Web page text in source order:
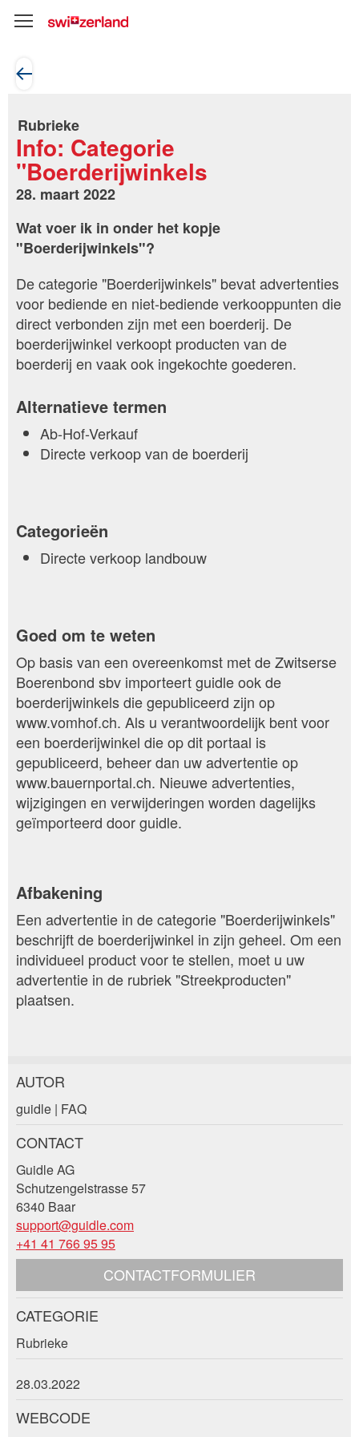
Rubrieke
Info: Categorie
"Boerderijwinkels
28. maart 2022
Wat voer ik in onder het kopje
"Boerderijwinkels"?
De categorie "Boerderijwinkels" bevat advertenties
voor bediende en niet-bediende verkooppunten die
direct verbonden zijn met een boerderij. De
boerderijwinkel verkoopt producten van de
boerderij en vaak ook ingekochte goederen.
Alternatieve termen
Ab-Hof-Verkauf
Directe verkoop van de boerderij
Categorieën
Directe verkoop landbouw
Goed om te weten
Op basis van een overeenkomst met de Zwitserse
Boerenbond sbv importeert guidle ook de
boerderijwinkels die gepubliceerd zijn op
www.vomhof.ch. Als u verantwoordelijk bent voor
een boerderijwinkel die op dit portaal is
gepubliceerd, beheer dan uw advertentie op
www.bauernportal.ch. Nieuwe advertenties,
wijzigingen en verwijderingen worden dagelijks
geïmporteerd door guidle.
Afbakening
Een advertentie in de categorie "Boerderijwinkels"
beschrijft de boerderijwinkel in zijn geheel. Om een
individueel product voor te stellen, moet u uw
advertentie in de rubriek "Streekproducten"
plaatsen.
Post afkeuren
Uw feedback wordt zeer gewaardeerd!
Algemene feedback
Vermelding niet langer geldig
Onvolledige vermelding
Beveel deze advertentie aan bij vrienden.
* Invoer vereist
Sluiten
AUTOR
guidle | FAQ
CONTACT
Guidle AG
Schutzengelstrasse 57
6340 Baar
support@guidle.com
+41 41 766 95 95
CONTACTFORMULIER
Contact
CATEGORIE
Rubrieke
28.03.2022
WEBCODE